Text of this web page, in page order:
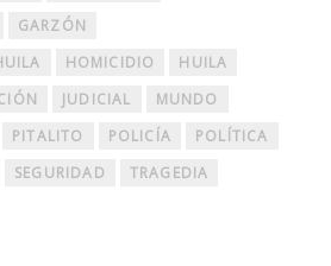
GARZÓN
HOMICIDIO
HUILA
JUDICIAL
MUNDO
PITALITO POLICÍA
POLÍTICA
SEGURIDAD
TRAGEDIA